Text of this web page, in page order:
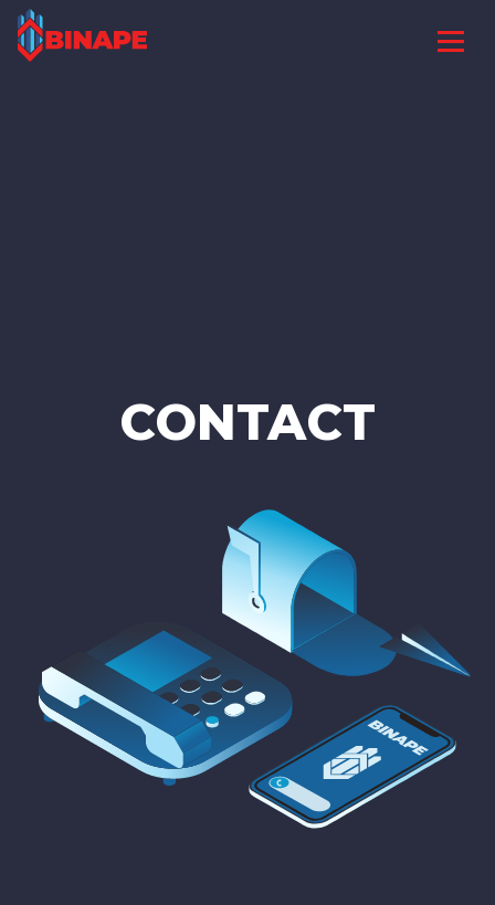
CONTACT